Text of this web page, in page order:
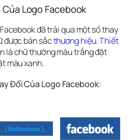
Của Logo Facebook
đã trải qua một số thay
được bản sắc thương hiệu. Thiết
là chữ thường màu trắng đặt
màu xanh.
Đổi Của Logo Facebook: